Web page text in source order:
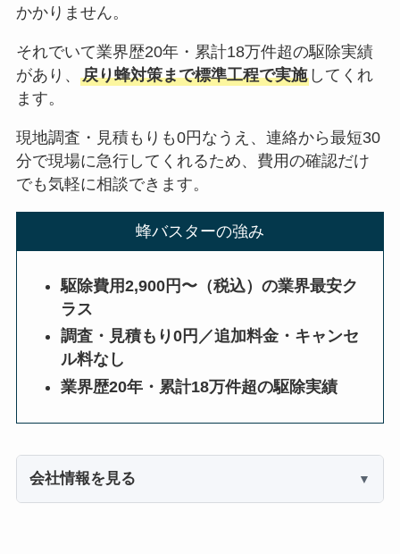
かかりません。
それでいて業界歴20年・累計18万件超の駆除実績
があり、 戻り蜂対策まで標準工程で実施してくれ
ます。
現地調査・見積もりも0円なうえ、連絡から最短30
分で現場に急行してくれるため、費用の確認だけ
でも気軽に相談できます。
蜂バスターの強み
駆除費用2,900円〜（税込）の業界最安ク
ラス
調査・見積もり0円／追加料金・キャンセ
ル料なし
業界歴20年・累計18万件超の駆除実績
会社情報を見る